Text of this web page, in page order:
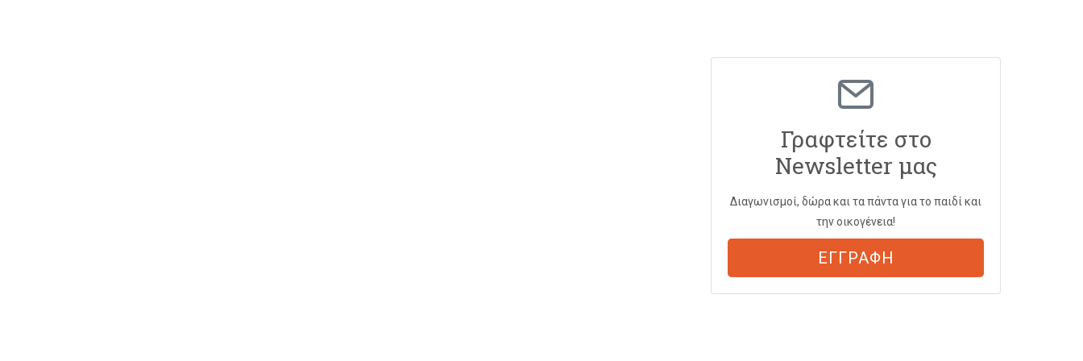
Γραφτείτε στο
Newsletter μας
Διαγωνισμοί, δώρα και τα πάντα για το παιδί και
την οικογένεια!
ΕΓΓΡΑΦΗ